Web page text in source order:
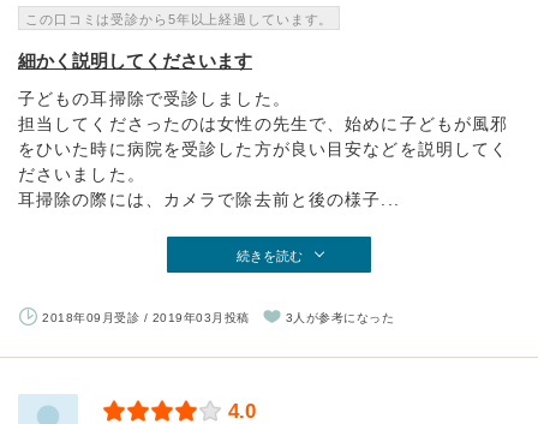
この口コミは受診から5年以上経過しています。
細かく説明してくださいます
子どもの耳掃除で受診しました。
担当してくださったのは女性の先生で、始めに子どもが風邪
をひいた時に病院を受診した方が良い目安などを説明してく
ださいました。
耳掃除の際には、カメラで除去前と後の様子...
続きを読む
2018年09月受診 / 2019年03月投稿 3人が参考になった
4.0